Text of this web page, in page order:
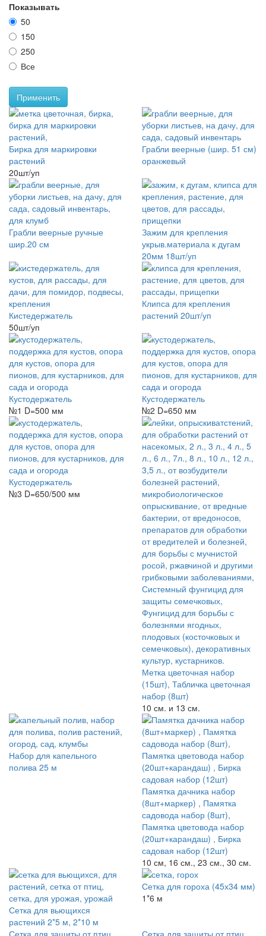
Показывать
50
150
250
Все
Применить
Бирка для маркировки
растений
20шт/уп
Грабли веерные (шир. 51 см)
оранжевый
Грабли веерные ручные
шир.20 см
Зажим для крепления
укрыв.материала к дугам
20мм 18шт/уп
Кистедержатель
50шт/уп
Клипса для крепления
растений 20шт/уп
Кустодержатель
№1 D=500 мм
Кустодержатель
№2 D=650 мм
Кустодержатель
№3 D=650/500 мм
Метка цветочная набор
(15шт), Табличка цветочная
набор (8шт)
10 см. и 13 см.
Набор для капельного
полива 25 м
Памятка дачника набор
(8шт+маркер) , Памятка
садовода набор (8шт),
Памятка цветовода набор
(20шт+карандаш) , Бирка
садовая набор (12шт)
10 см, 16 см., 23 см., 30 см.
Сетка для вьющихся
растений 2*5 м, 2*10 м
Сетка для гороха (45х34 мм)
1*6 м